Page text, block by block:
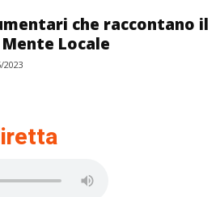
che raccontano il
Locale
2023